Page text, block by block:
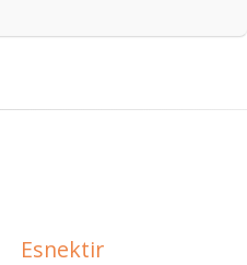
Esnektir